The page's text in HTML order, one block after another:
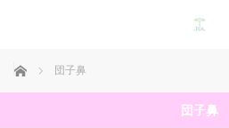
ホーム 団子鼻
団子鼻